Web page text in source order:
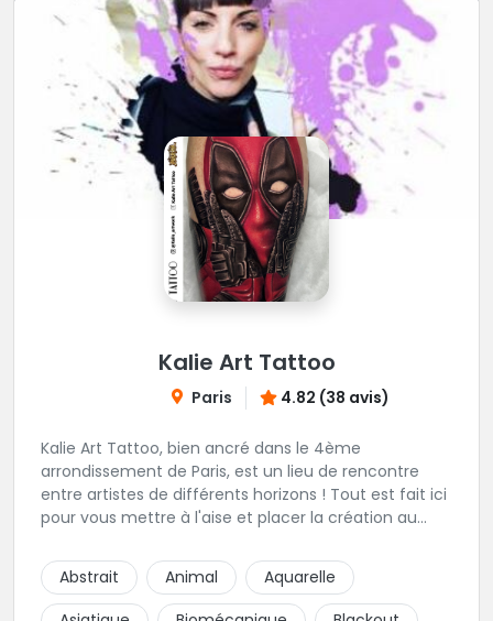
Kalie Art Tattoo
Paris 4.82 (38 avis)
Kalie Art Tattoo, bien ancré dans le 4ème
arrondissement de Paris, est un lieu de rencontre
entre artistes de différents horizons ! Tout est fait ici
pour vous mettre à l'aise et placer la création au
Abstrait
Animal
Aquarelle